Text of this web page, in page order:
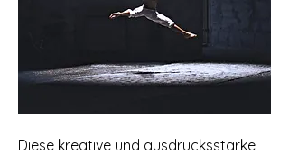
Diese kreative und ausdrucksstarke